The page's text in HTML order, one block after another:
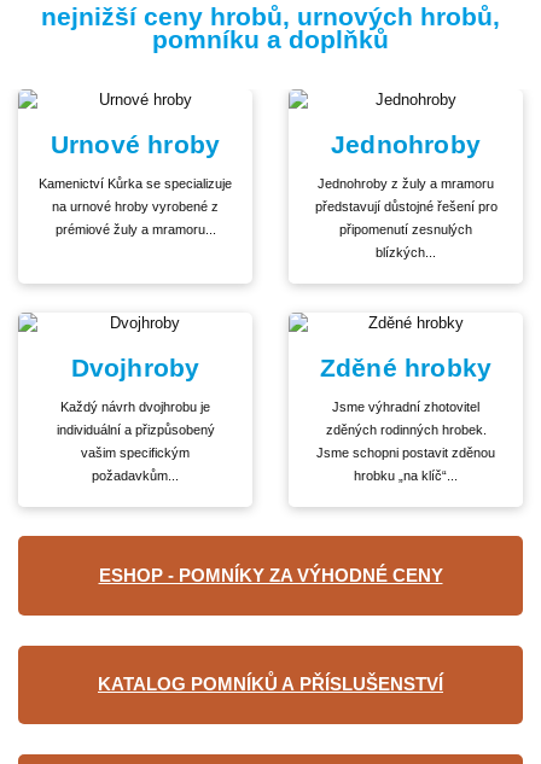
nejnižší ceny hrobů, urnových hrobů,
pomníku a doplňků
Urnové hroby
Kamenictví Kůrka se specializuje
na urnové hroby vyrobené z
prémiové žuly a mramoru...
Jednohroby
Jednohroby z žuly a mramoru
představují důstojné řešení pro
připomenutí zesnulých
blízkých...
Dvojhroby
Každý návrh dvojhrobu je
individuální a přizpůsobený
vašim specifickým
požadavkům...
Zděné hrobky
Jsme výhradní zhotovitel
zděných rodinných hrobek.
Jsme schopni postavit zděnou
hrobku „na klíč“...
ESHOP - POMNÍKY ZA VÝHODNÉ CENY
KATALOG POMNÍKŮ A PŘÍSLUŠENSTVÍ